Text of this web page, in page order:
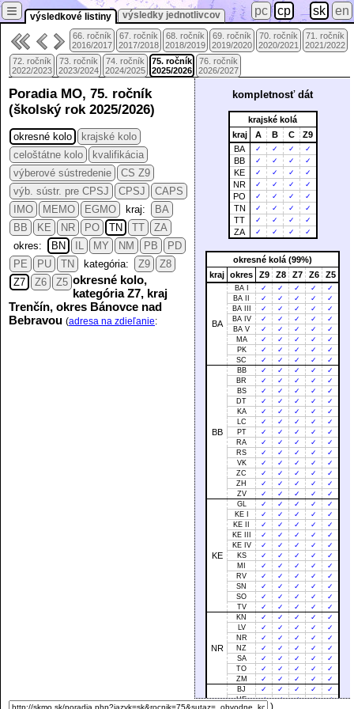
výsledkové listiny výsledky jednotlivcov
≡ pc cp sk en
66. ročník
2016/2017
67. ročník
2017/2018
68. ročník
2018/2019
69. ročník
2019/2020
70. ročník
2020/2021
71. ročník
2021/2022
72. ročník
2022/2023
73. ročník
2023/2024
74. ročník
2024/2025
75. ročník
2025/2026
76. ročník
2026/2027
kompletnosť dát
krajské kolá
kraj
A B C
Z9
BA
✓ ✓ ✓ ✓
BB ✓ ✓ ✓ ✓
KE ✓ ✓ ✓ ✓
NR ✓ ✓ ✓ ✓
PO ✓ ✓ ✓ ✓
TN ✓ ✓ ✓ ✓
TT ✓ ✓ ✓ ✓
ZA ✓ ✓ ✓ ✓
okresné kolá (99%)
kraj okres Z9 Z8 Z7 Z6 Z5
BA
BA I ✓ ✓ ✓ ✓
✓
BA II
✓ ✓ ✓ ✓
✓
BA III
✓ ✓ ✓ ✓
✓
BA IV
✓ ✓ ✓ ✓
✓
BA V
✓ ✓ ✓ ✓
✓
MA
✓ ✓ ✓ ✓
✓
PK
✓ ✓ ✓ ✓
✓
SC
✓ ✓ ✓ ✓ ✓
BB
BB ✓ ✓ ✓ ✓
✓
BR
✓ ✓ ✓ ✓
✓
BS
✓ ✓ ✓ ✓
✓
DT
✓ ✓ ✓ ✓
✓
KA
✓ ✓ ✓ ✓
✓
LC
✓ ✓ ✓ ✓
✓
PT
✓ ✓ ✓ ✓
✓
RA
✓ ✓ ✓ ✓
✓
RS
✓ ✓ ✓ ✓
✓
VK
✓ ✓ ✓ ✓
✓
ZC
✓ ✓ ✓ ✓
✓
ZH
✓ ✓ ✓ ✓
✓
ZV
✓ ✓ ✓ ✓ ✓
KE
GL ✓ ✓ ✓ ✓
✓
KE I
✓ ✓ ✓ ✓
✓
KE II
✓ ✓ ✓ ✓
✓
KE III
✓ ✓ ✓ ✓
✓
KE IV
✓ ✓ ✓ ✓
✓
KS
✓ ✓ ✓ ✓
✓
MI
✓ ✓ ✓ ✓
✓
RV
✓ ✓ ✓ ✓
✓
SN
✓ ✓ ✓ ✓
✓
SO
✓ ✓ ✓ ✓
✓
TV
✓ ✓ ✓ ✓ ✓
NR
KN ✓ ✓ ✓ ✓
✓
LV
✓ ✓ ✓ ✓
✓
NR
✓ ✓ ✓ ✓
✓
NZ
✓ ✓ ✓ ✓
✓
SA
✓ ✓ ✓ ✓
✓
TO
✓ ✓ ✓ ✓
✓
ZM
✓ ✓ ✓ ✓
✓
BJ
✓ ✓ ✓ ✓
✓
HE
✓ ✓ ✓ ✓
✓
Poradia MO, 75. ročník
(školský rok 2025/2026)
okresné kolo
krajské kolo
celoštátne kolo
kvalifikácia
výberové sústredenie
CS Z9
výb. sústr. pre CPSJ
CPSJ
CAPS
IMO
MEMO EGMO kraj:
BA
BB
KE NR PO TN TT
ZA
okres:
BN MY NM PB
PD
PE
PU TN kategória: Z9
Z8
Z7
Z6 Z5 okresné kolo,
kategória Z7, kraj
Trenčín, okres Bánovce nad
Bebravou (adresa na zdieľanie: